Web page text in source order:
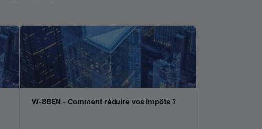
W-8BEN - Comment réduire vos impôts ?